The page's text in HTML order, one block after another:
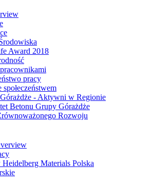
Award 2018
pracy
społeczeństwem
- Aktywni w Regionie
Betonu Grupy Górażdże
Rozwoju
Materials Polska